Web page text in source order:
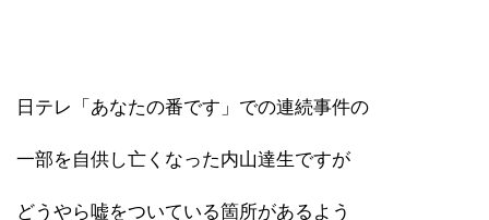
日テレ「あなたの番です」での連続事件の
一部を自供し亡くなった内山達生ですが
どうやら嘘をついている箇所があるよう